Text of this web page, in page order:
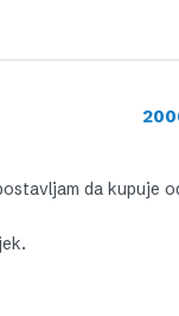
da kupuje